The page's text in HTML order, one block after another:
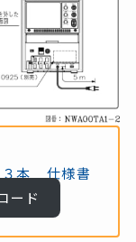
３本 仕様書
ード